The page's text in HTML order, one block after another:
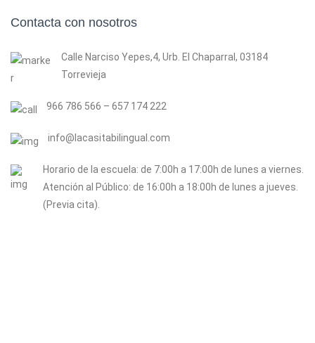
Contacta con nosotros
Calle Narciso Yepes,4, Urb. El Chaparral, 03184
Torrevieja
966 786 566 – 657 174 222
info@lacasitabilingual.com
Horario de la escuela: de 7:00h a 17:00h de lunes a viernes.
Atención al Público: de 16:00h a 18:00h de lunes a jueves.
(Previa cita).